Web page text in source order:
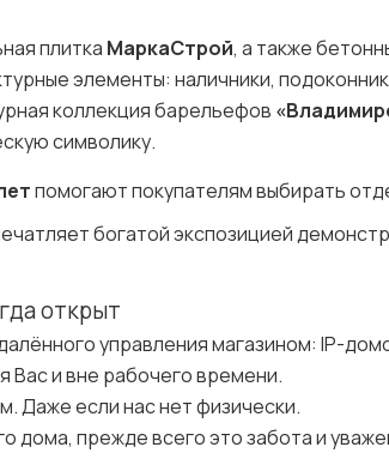
плитка МаркаСтрой, а также
элементы: наличники,
коллекция барельефов
символику.
помогают покупателям выбирать
богатой экспозицией
открыт
управления магазином: IP-
и вне рабочего времени.
Даже если нас нет физически.
дома, прежде всего это забота и